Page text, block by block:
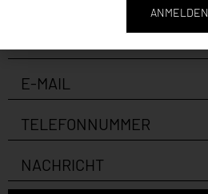
ANMELDEN